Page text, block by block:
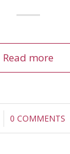
Read more
0 COMMENTS
/